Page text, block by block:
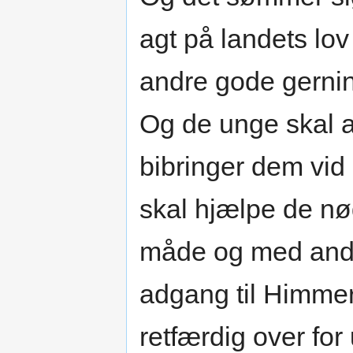
agt på landets
andre gode
Og de unge skal
bibringer dem
skal hjælpe de
måde og med
adgang til
retfærdig over for